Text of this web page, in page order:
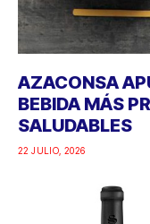
AZACONSA
BEBIDA MÁS
SALUDABLES
22 JULIO, 2026